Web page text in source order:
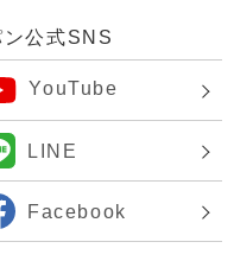
ン公式SNS
YouTube
LINE
Facebook